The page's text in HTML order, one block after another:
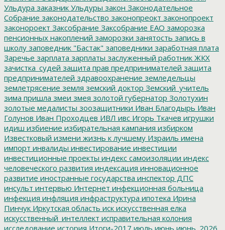
Ульдура заказник Ульдуры закон Законодательное
Собрание законодательство законопреокт законопроект
законороект Заксобрание Заксобрание ЕАО заморозка
пенсионных накоплений заморозки занятость запись в
школу заповедник "Бастак" заповедники заработная плата
Заречье зарплата зарплаты заслуженный работник ЖКХ
зачистка_судей защита прав предпринимателей защита
предпринимателей здравоохранение земледельцы
землетрясение земля земский доктор Земский_учитель
зима пришла змеи змея золотой губернатор Золотухин
золотые медалисты зоозащитники Иван Благодырь Иван
Голунов Иван Проходцев ИВЛ ивс Игорь Ткачев игрушки
идиш избиение избирательная кампания избирком
Известковый измени жизнь к лучшему Израиль имена
импорт инвалиды инвестирование инвестиции
инвестиционные проекты индекс самоизоляции индекс
человеческого развития индексация инновационное
развитие иностранные государства инспектор ДПС
инсульт интервью Интернет инфекционная больница
инфекция инфляция инфраструктура ипотека Ирина
Пинчук Иркутская область иск искусственная елка
искусственный_интеллект исправительная колония
исследование история Итоги-2017 июль июнь июнь_2026